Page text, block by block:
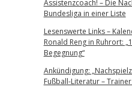
Assistenzcoach! – Die
Bundesliga in einer Liste
Lesenswerte Links –
Ronald Reng in Ruhrort:
Begegnung“
Ankündigung:
Fußball-Literatur –